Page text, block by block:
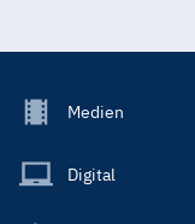
Footer
Main
Medien
Digital